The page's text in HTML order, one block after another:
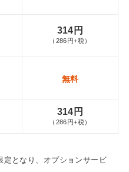
314円
（286円+税）
無料
314円
（286円+税）
定となり、オプションサービ